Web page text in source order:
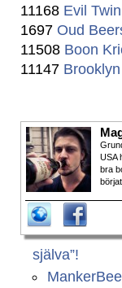
11168 Evil
1697 Oud
11508 Boon
11147
USA
bra
själva”!